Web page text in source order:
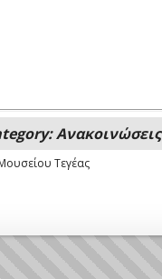
Ανακοινώσεις
Τεγέας